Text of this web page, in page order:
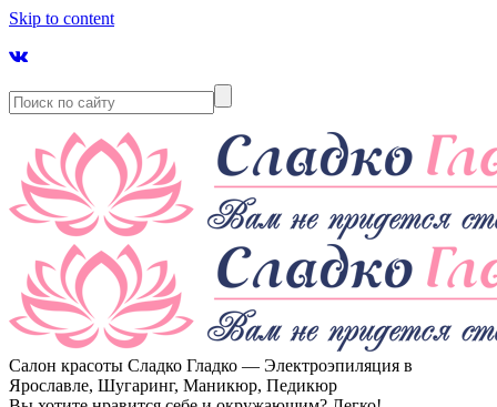
Skip to content
Салон красоты Сладко Гладко — Электроэпиляция в
Ярославле, Шугаринг, Маникюр, Педикюр